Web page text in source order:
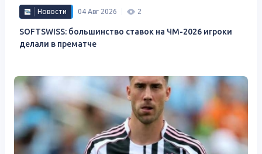
Новости 04 Авг 2026 2
SOFTSWISS: большинство ставок на ЧМ-2026 игроки
делали в прематче